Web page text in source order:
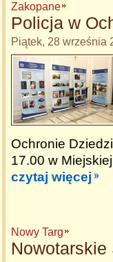
Zakopane
Policja w
Piątek, 28 września
Ochronie
17.00 w
czytaj więcej
Nowy Targ
Nowotarskie